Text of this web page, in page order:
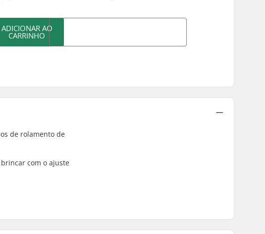
ADICIONAR AO
CARRINHO
de rolamento de
com o ajuste